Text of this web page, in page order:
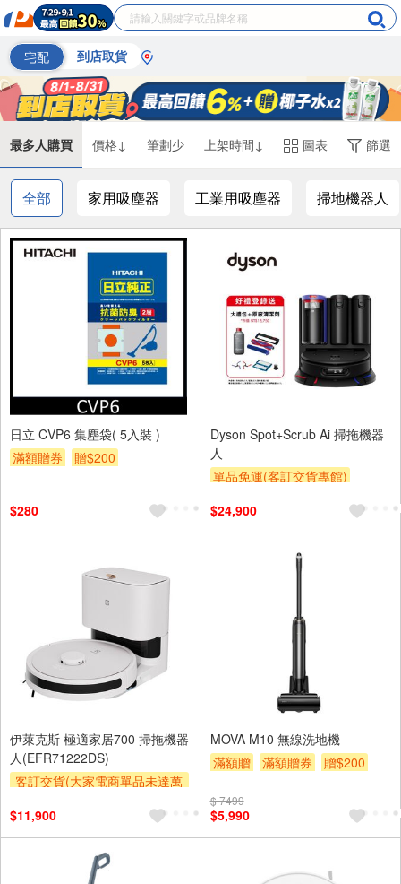
宅配 到店取貨
最多人購買 價格↓ 筆劃少 上架時間↓ 圖表 篩選
全部 家用吸塵器 工業用吸塵器 掃地機器人
日立 CVP6 集塵袋( 5入裝 )
滿額贈券
贈$200
$280
Dyson Spot+Scrub Ai 掃拖機器
人
單品免運(客訂交貨專館)
$24,900
伊萊克斯 極適家居700 掃拖機器
人(EFR71222DS)
客訂交貨(大家電商單品未達萬
區費另計,實際收費以專人聯絡
報價為主)
$11,900
MOVA M10 無線洗地機
滿額贈
滿額贈券 贈$200
$ 7499
$5,990